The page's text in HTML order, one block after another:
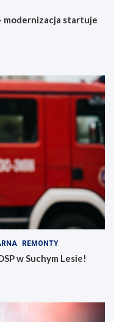
modernizacja startuje
REMONTY
w Suchym Lesie!